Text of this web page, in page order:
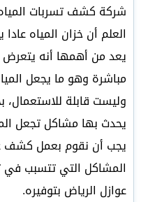
شركة كشف تسربات
العلم أن خزان المياه
يعد من أهمها أنه
مباشرة وهو ما يجعل
وليست قابلة للاستعمال،
يحدث بها مشاكل تجعل
يجب أن نقوم بعمل كشف
المشاكل التي تتسبب في
عوازل الرياض بتوفيره.